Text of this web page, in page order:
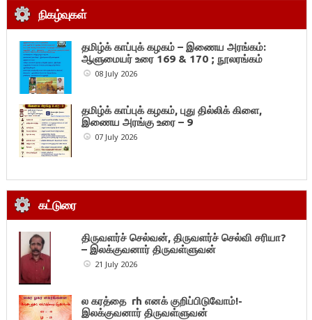
நிகழ்வுகள்
தமிழ்க் காப்புக் கழகம் – இணைய அரங்கம்:
ஆளுமையர் உரை 169 & 170 ; நூலரங்கம்
08 July 2026
தமிழ்க் காப்புக் கழகம், புது தில்லிக் கிளை,
இணைய அரங்கு உரை – 9
07 July 2026
கட்டுரை
திருவளர்ச் செல்வன், திருவளர்ச் செல்வி சரியா?
– இலக்குவனார் திருவள்ளுவன்
21 July 2026
ல கரத்தை rh எனக் குறிப்பிடுவோம்!-
இலக்குவனார் திருவள்ளுவன்